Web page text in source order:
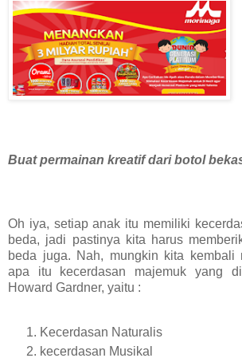
Buat permainan kreatif dari botol
Oh iya, setiap anak itu memiliki
beda, jadi pastinya kita harus
beda juga. Nah, mungkin kita kembali
apa itu kecerdasan majemuk yang
Howard Gardner, yaitu :
Kecerdasan Naturalis
kecerdasan Musikal